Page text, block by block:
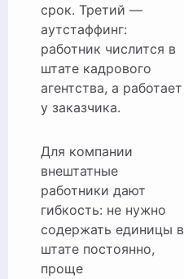
срок. Третий —
аутстаффинг:
работник числится в
штате кадрового
агентства, а работает
у заказчика.
Для компании
внештатные
работники дают
гибкость: не нужно
содержать единицы в
штате постоянно,
проще